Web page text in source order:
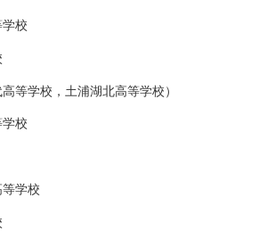
校
学校，土浦湖北高等学校）
校
学校